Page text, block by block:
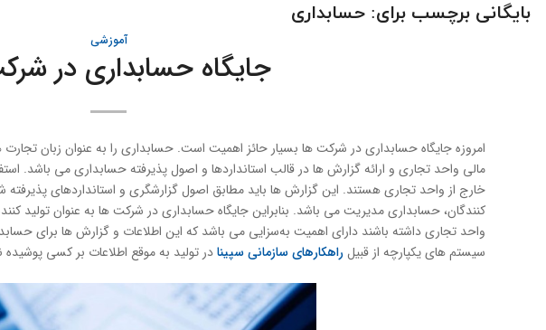
بایگانی برچسب برای: حسابداری
آموزشی
جایگاه حسابداری در
امروزه جایگاه حسابداری در شركت ها بسیار حائز اهمیت است. حسابداری را به عنوان زبان
مالی واحد تجاری و ارائه گزارش ها در قالب استانداردها و اصول پذیرفته حسابداری می باشد.
خارج از واحد تجاری هستند. این گزارش ها باید مطابق اصول گزارشگری و استانداردهای پذیرفته
كنندگان، حسابداری مدیریت می باشد. بنابراین جایگاه حسابداری در شرکت ها به عنوان تولید
واحد تجاری داشته باشند دارای اهمیت به‌سزایی می باشد كه این اطلاعات و گزارش ها برای
سیستم های یكپارچه از قبیلراهكارهای سازمانی سپینادر تولید به موقع اطلاعات بر كسی